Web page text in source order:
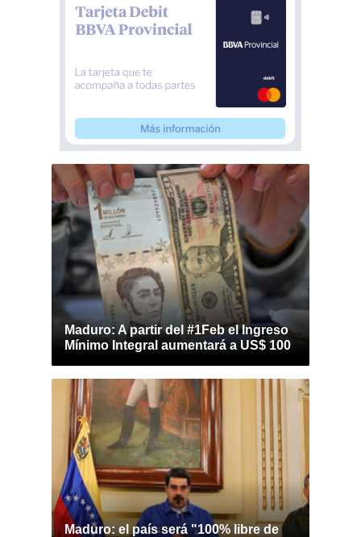
Maduro: A partir del #1Feb el Ingreso
Mínimo Integral aumentará a US$ 100
Maduro: el país será "100% libre de